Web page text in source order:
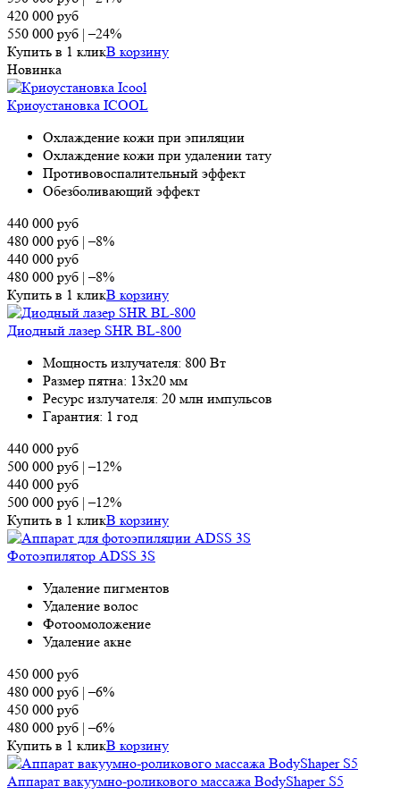
420 000 руб
550 000 руб |–24%
Купить в 1 кликВ корзину
Новинка
Криоустановка ICOOL
Охлаждение кожи при эпиляции
Охлаждение кожи при удалении тату
Противовоспалительный эффект
Обезболивающий эффект
440 000 руб
480 000 руб |–8%
440 000 руб
480 000 руб |–8%
Купить в 1 кликВ корзину
Диодный лазер SHR BL-800
Мощность излучателя: 800 Вт
Размер пятна: 13х20 мм
Ресурс излучателя: 20 млн импульсов
Гарантия: 1 год
440 000 руб
500 000 руб |–12%
440 000 руб
500 000 руб |–12%
Купить в 1 кликВ корзину
Фотоэпилятор ADSS 3S
Удаление пигментов
Удаление волос
Фотоомоложение
Удаление акне
450 000 руб
480 000 руб |–6%
450 000 руб
480 000 руб |–6%
Купить в 1 кликВ корзину
Аппарат вакуумно-роликового массажа BodyShaper S5